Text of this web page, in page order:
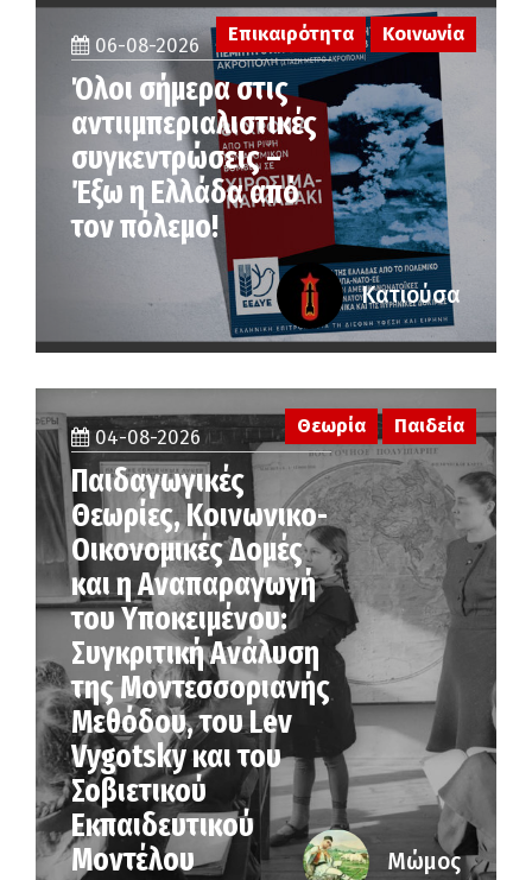
06-08-2026
Όλοι σήμερα στις
αντιιμπεριαλιστικές
συγκεντρώσεις –
Έξω η Ελλάδα από
τον πόλεμο!
Επικαιρότητα Κοινωνία
Κατιούσα
04-08-2026
Παιδαγωγικές
Θεωρίες, Κοινωνικο-
Οικονομικές Δομές
και η Αναπαραγωγή
του Υποκειμένου:
Συγκριτική Ανάλυση
της Μοντεσσοριανής
Μεθόδου, του Lev
Vygotsky και του
Σοβιετικού
Εκπαιδευτικού
Μοντέλου
Θεωρία Παιδεία
Μώμος